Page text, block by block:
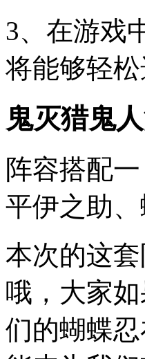
3、在游戏
将能够轻
鬼灭猎鬼
阵容搭配
平伊之助
本次的这
哦，大家
们的蝴蝶